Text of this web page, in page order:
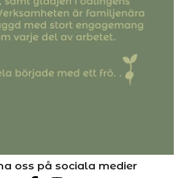
oss på sociala medier